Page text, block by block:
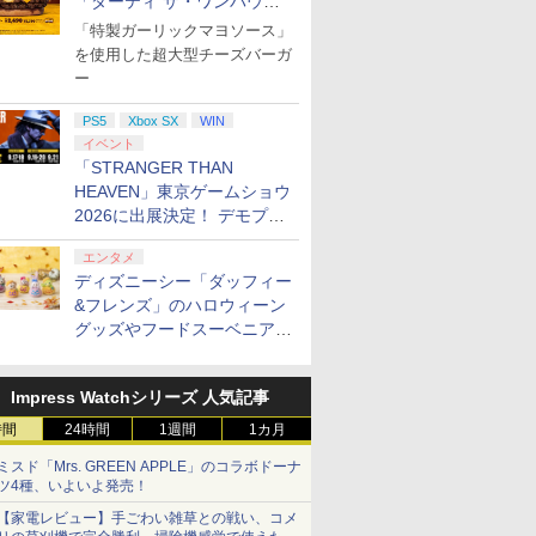
ダー」を8月7日発売
「特製ガーリックマヨソース」
を使用した超大型チーズバーガ
ー
PS5 Xbox SX
WIN
イベント
「STRANGER THAN
HEAVEN」東京ゲームショウ
2026に出展決定！ デモプレ
イや体験型展示も
エンタメ
ディズニーシー「ダッフィー
&フレンズ」のハロウィーン
グッズやフードスーベニアが
Impress Watchシリーズ 人気記事
24時間 1週間 1カ月
スド「Mrs. GREEN APPLE」のコラボドーナ
4種、いよいよ発売！
家電レビュー】手ごわい雑草との戦い、コメ